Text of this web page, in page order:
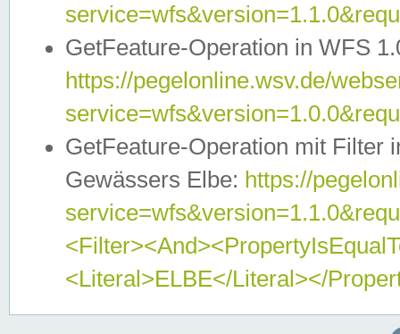
GetFeature-Operation in WFS
https://pegelonline.wsv.de/
GetFeature-Operation mit Filter
Gewässers Elbe: https://
<Literal>ELBE</Literal></